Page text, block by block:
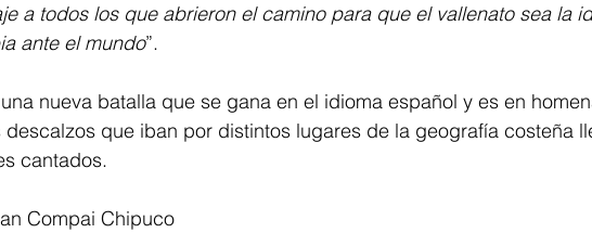
a todos los que abrieron el camino para que el vallenato sea la
ante el mundo”.
nueva batalla que se gana en el idioma español y es en
descalzos que iban por distintos lugares de la geografía costeña
cantados.
Compai Chipuco